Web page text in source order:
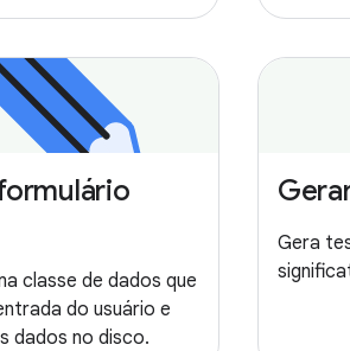
classe de dados que
do usuário e
dados no disco.
Gera